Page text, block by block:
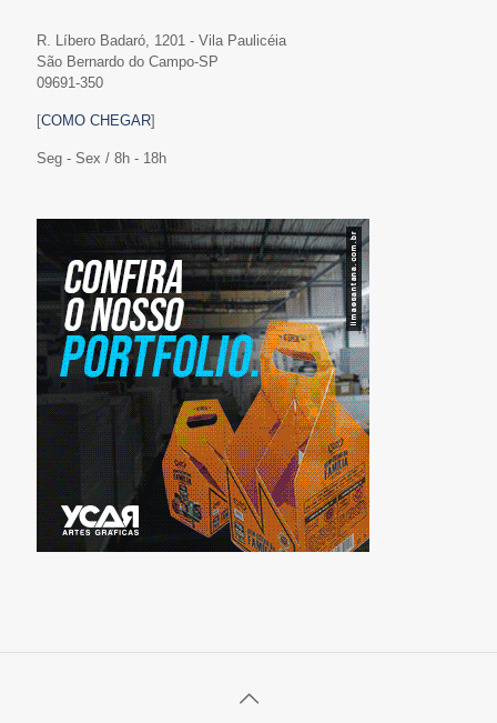
R. Líbero Badaró, 1201 - Vila Paulicéia
São Bernardo do Campo-SP
09691-350
[COMO CHEGAR]
Seg - Sex / 8h - 18h